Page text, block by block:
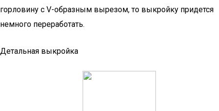
горловину с V-образным вырезом, то выкройку придется
немного переработать.
Детальная выкройка